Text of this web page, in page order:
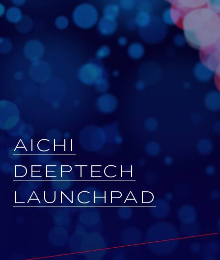
AI CHI
DEEPTEC H
LAUNC H PA D